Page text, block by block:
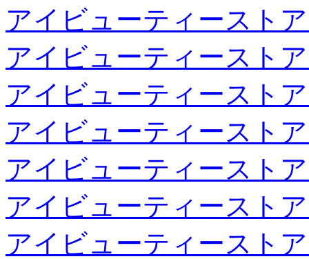
アイビューティースト
アイビューティースト
アイビューティースト
アイビューティースト
アイビューティースト
アイビューティースト
アイビューティースト